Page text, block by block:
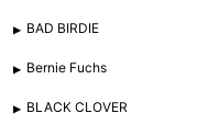
BAD BIRDIE
Bernie Fuchs
BLACK CLOVER